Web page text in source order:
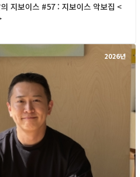
지보이스 #57 : 지보이스 악보집 <
2026년